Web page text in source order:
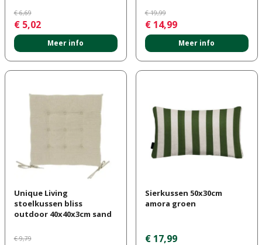
€ 6,69
€ 5,02
Meer info
€ 19,99
€ 14,99
Meer info
Unique Living
stoelkussen bliss
outdoor 40x40x3cm sand
€ 9,79
Sierkussen 50x30cm
amora groen
€ 17,99